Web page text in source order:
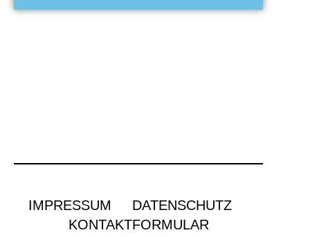
IMPRESSUM
DATENSCHUTZ
KONTAKTFORMULAR